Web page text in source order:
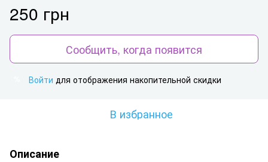
250 грн
Сообщить, когда появится
Войти для отображения накопительной скидки
В избранное
Описание